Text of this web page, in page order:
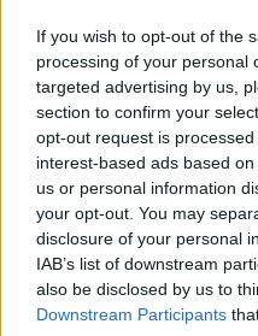
If you wish to opt-out of the
processing of your personal
targeted advertising by us,
section to confirm your
opt-out request is
interest-based ads based
us or personal information
your opt-out. You may
disclosure of your personal
IAB’s list of downstream
also be disclosed by us to
Downstream Participants
https://
Santé Santé